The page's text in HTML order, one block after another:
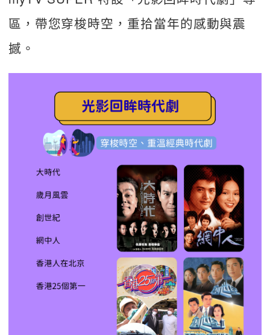
區，帶您穿梭時空，重拾當年的感動與震
撼。